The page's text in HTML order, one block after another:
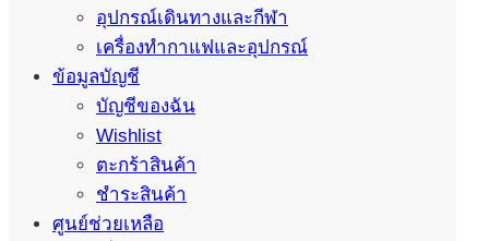
อุปกรณ์เดินทางและกีฬา
เครื่องทำกาแฟและอุปกรณ์
ข้อมูลบัญชี
บัญชีของฉัน
Wishlist
ตะกร้าสินค้า
ชำระสินค้า
ศูนย์ช่วยเหลือ